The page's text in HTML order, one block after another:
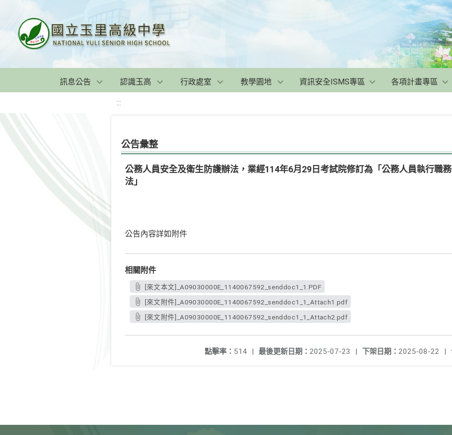
訊息公告 認識玉高 行政處室 教學園地 資訊安全ISMS專區 各項計畫專區
:::
公告彙整
公務人員安全及衛生防護辦法，業經114年6月29日考試院修訂為「公務人員執行職
法」
公告內容詳如附件
相關附件
[來文本文]_A09030000E_1140067592_senddoc1_1.PDF
[來文附件]_A09030000E_1140067592_senddoc1_1_Attach1.pdf
[來文附件]_A09030000E_1140067592_senddoc1_1_Attach2.pdf
下架日期： 2025-08-22 |
最後更新日期： 2025-07-23 |
點擊率： 514 |